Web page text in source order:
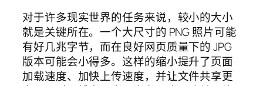
对于许多现实世界的任务来说，较小的大小
就是关键所在。一个大尺寸的 PNG 照片可能
有好几兆字节，而在良好网页质量下的 JPG
版本可能会小得多。这样的缩小提升了页面
加载速度、加快上传速度，并让文件共享更